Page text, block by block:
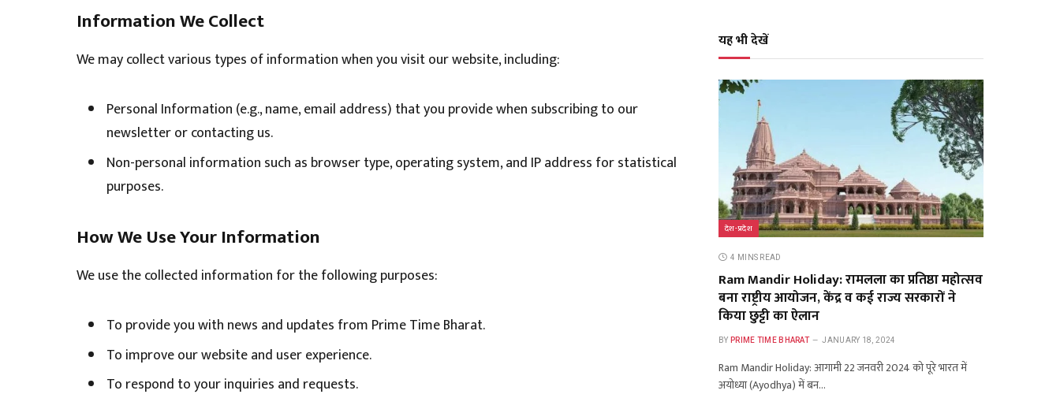
Information We Collect
We may collect various types of information when you visit our website, including:
Personal Information (e.g., name, email address) that you provide when subscribing to our
newsletter or contacting us.
Non-personal information such as browser type, operating system, and IP address for statistical
purposes.
How We Use Your Information
We use the collected information for the following purposes:
To provide you with news and updates from Prime Time Bharat.
To improve our website and user experience.
To respond to your inquiries and requests.
यह भी देखें
देश-प्रदेश
4 MINS READ
Ram Mandir Holiday: रामलला का प्रतिष्ठा महोत्सव
बना राष्ट्रीय आयोजन, केंद्र व कई राज्य सरकारों ने
किया छुट्टी का ऐलान
BY PRIME TIME BHARAT JANUARY 18, 2024
Ram Mandir Holiday: आगामी 22 जनवरी 2024 को पूरे भारत में
अयोध्या (Ayodhya) में बन…